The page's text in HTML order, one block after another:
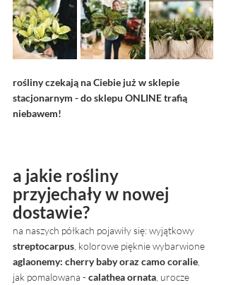
rośliny czekają na Ciebie już w sklepie
stacjonarnym - do sklepu ONLINE trafią
niebawem!
a jakie rośliny
przyjechały w nowej
dostawie?
na naszych półkach pojawiły się: wyjątkowy
streptocarpus , kolorowe pięknie wybarwione
aglaonemy: cherry baby oraz camo coralie
jak pomalowana - calathea ornata , urocze